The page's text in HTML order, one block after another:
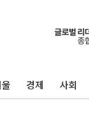
경제 사회